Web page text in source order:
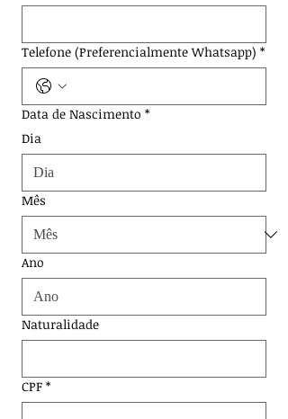
Telefone (Preferencialmente Whatsapp) *
Data de Nascimento *
Dia
Mês
Ano
Naturalidade
CPF *